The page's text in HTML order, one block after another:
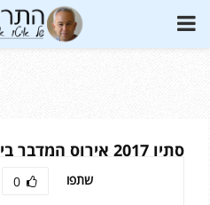
PRIMARY
סתיו 2017 אירוס המדבר בירוחם (23)
שתפו 0